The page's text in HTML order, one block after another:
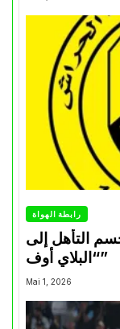
رابطة الهواة
التأهل إلى
“البلاي أوف”
Mai 1, 2026